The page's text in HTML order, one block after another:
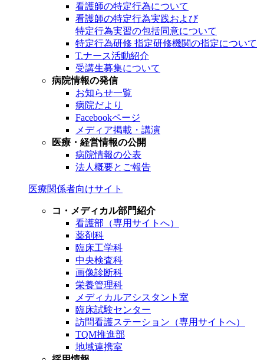
看護師の特定行為について
看護師の特定行為実践および
特定行為実習の包括同意について
特定行為研修 指定研修機関の指定について
T.ナース活動紹介
受講生募集について
病院情報の発信
お知らせ一覧
病院だより
Facebookページ
メディア掲載・講演
医療・経営情報の公開
病院情報の公表
法人概要とご報告
医療関係者向けサイト
コ・メディカル部門紹介
看護部（専用サイトへ）
薬剤科
臨床工学科
中央検査科
画像診断科
栄養管理科
メディカルアシスタント室
臨床試験センター
訪問看護ステーション（専用サイトへ）
TQM推進部
地域連携室